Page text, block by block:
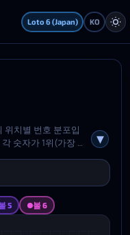
Loto 6 (Japan) KO
위치별 번호 분포입
숫자가 1위(가장 작
튼으로 원시 횟수와
튼으로 표시 형식을
을 표시/숨김합니
로 켜고 끌 수 있습니
값, 편차가 표시됩니
5 볼 6